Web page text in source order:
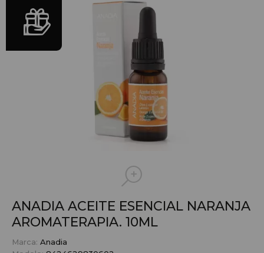
ANADIA ACEITE ESENCIAL NARANJA
AROMATERAPIA. 10ML
Marca: Anadia